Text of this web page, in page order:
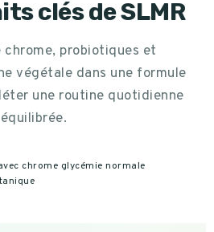
clés de SLMR
chrome, probiotiques et
végétale dans une formule
une routine quotidienne
équilibrée.